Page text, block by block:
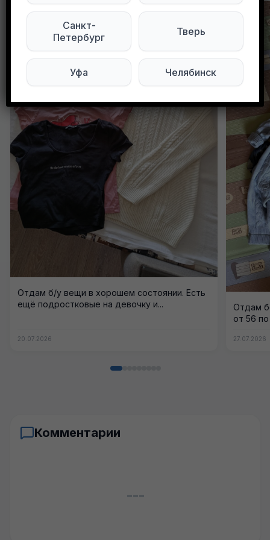
Отдам б/у вещи в хорошем состоянии. Есть
ещё подростковые на девочку и...
20.07.2026
Отдам
от 56
27.07.2026
Комментарии
Санкт-
Петербург
Тверь
Уфа Челябинск